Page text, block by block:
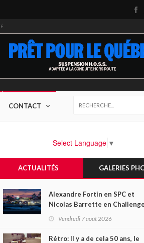
CONTACT
Select Language ▼
ACTUALITÉS GALERIES
Alexandre Fortin en SPC et
Nicolas Barrette en Challenge
Canada héros des premières
Vendredi 7 août 2026
Rétro: Il y a de cela 50 ans, le